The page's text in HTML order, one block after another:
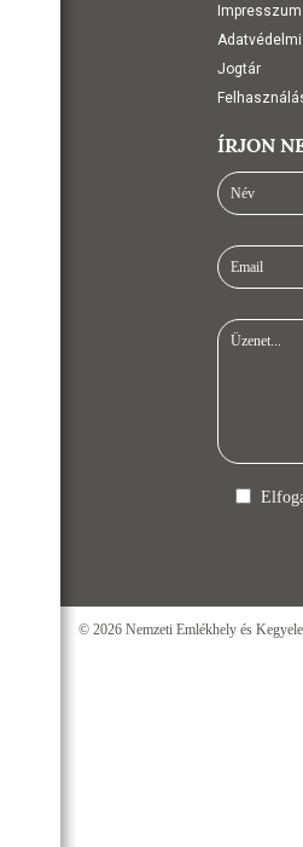
Impresszum
Jogtár
ÍRJON
© 2026 Nemzeti Emlékhely és